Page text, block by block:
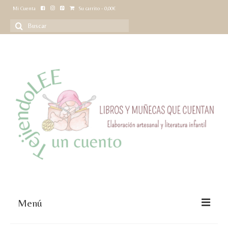
Mi Cuenta Su carrito - 0,00€
Buscar
por:
Menú